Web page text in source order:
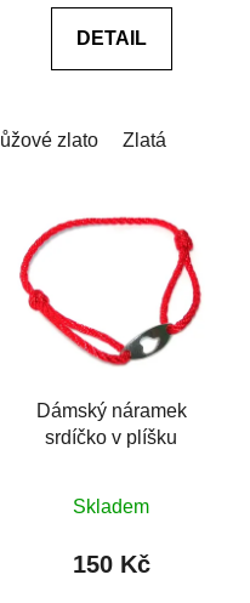
(17-18cm) L (18-19cm)
DETAIL
zlato Zlatá
Dámský náramek
srdíčko v plíšku
hodnocení
produktu
Skladem
150 Kč